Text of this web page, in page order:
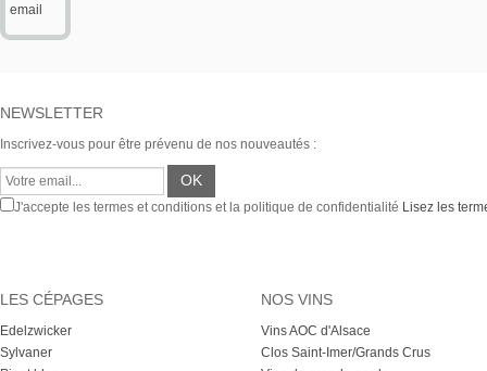
email
NEWSLETTER
Inscrivez-vous pour être prévenu de nos nouveautés :
J'accepte les termes et conditions et la politique de confidentialité Lisez les
LES CÉPAGES
Edelzwicker
Sylvaner
NOS VINS
Vins AOC d'Alsace
Clos Saint-Imer/Grands Crus